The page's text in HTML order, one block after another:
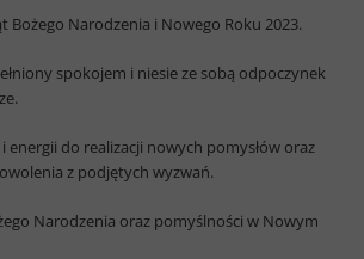
Bożego Narodzenia i Nowego Roku 2023.
spokojem i niesie ze sobą odpoczynek
energii do realizacji nowych pomysłów oraz
z podjętych wyzwań.
Narodzenia oraz pomyślności w Nowym